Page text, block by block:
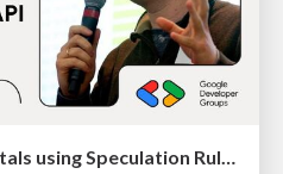
Improving Core Web Vitals using Speculation Rules API